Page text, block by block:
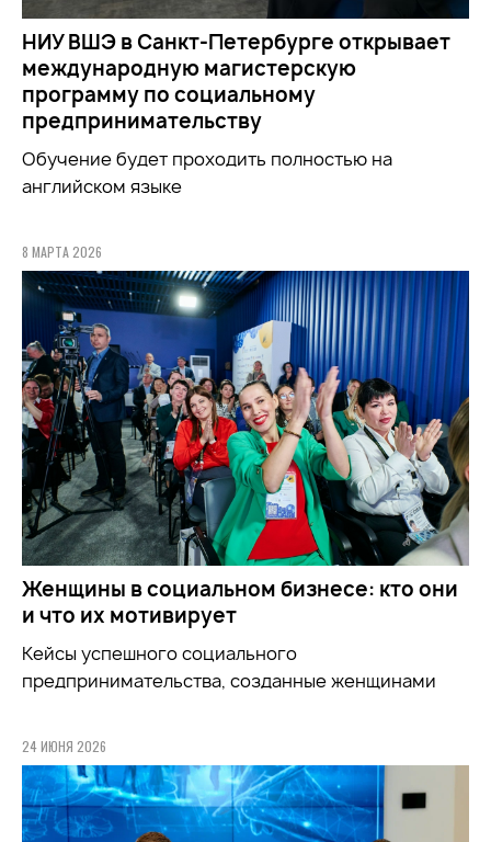
НИУ ВШЭ в Санкт-Петербурге открывает
международную магистерскую
программу по социальному
предпринимательству
Обучение будет проходить полностью на
английском языке
8 МАРТА 2026
Женщины в социальном бизнесе: кто они
и что их мотивирует
Кейсы успешного социального
предпринимательства, созданные женщинами
24 ИЮНЯ 2026